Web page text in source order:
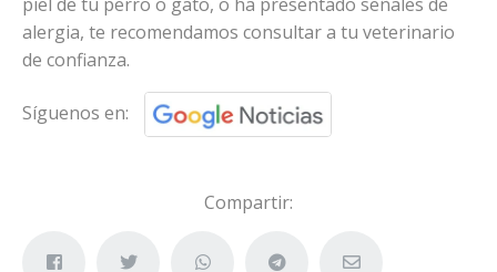
alergia, te recomendamos consultar a tu veterinario
de confianza.
Síguenos en:
Compartir: